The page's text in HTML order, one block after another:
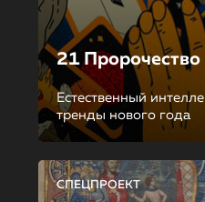
21
Естественный
тренды нового года
СПЕЦПРОЕКТ